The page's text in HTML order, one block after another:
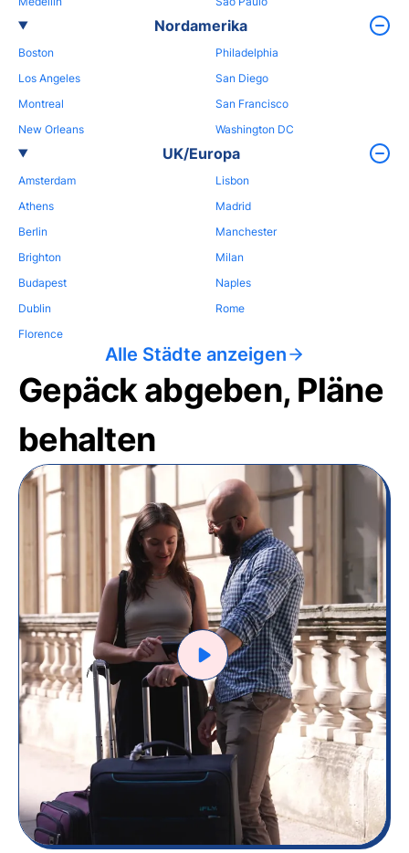
Nordamerika
Boston
Los Angeles
Montreal
New Orleans
Philadelphia
San Diego
San Francisco
Washington DC
UK/Europa
Amsterdam
Athens
Berlin
Brighton
Budapest
Dublin
Florence
Lisbon
Madrid
Manchester
Milan
Naples
Rome
Alle Städte anzeigen
Gepäck abgeben, Pläne
behalten